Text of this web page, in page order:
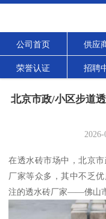
公司首页 供应
荣誉认证 招聘
北京市政/小区步道
在透水砖市场中，北京
厂家等众多，其中不乏
注的透水砖厂家——佛山